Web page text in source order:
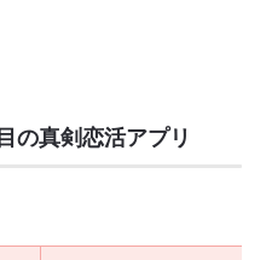
の真剣恋活アプリ